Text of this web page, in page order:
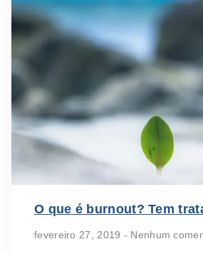
O que é burnout? Tem
fevereiro 27, 2019 Nenhum